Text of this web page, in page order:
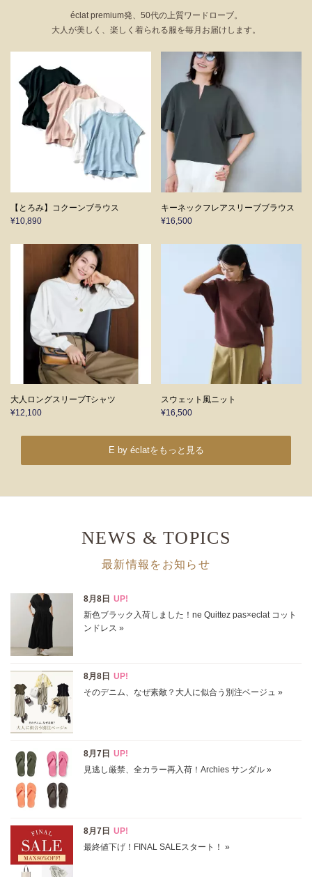
éclat premium発、50代の上質ワードローブ。
大人が美しく、楽しく着られる服を毎月お届けします。
【とろみ】コクーンブラウス
¥10,890
キーネックフレアスリーブブラウス
¥16,500
大人ロングスリーブTシャツ
¥12,100
スウェット風ニット
¥16,500
E by éclatをもっと見る
NEWS & TOPICS
最新情報をお知らせ